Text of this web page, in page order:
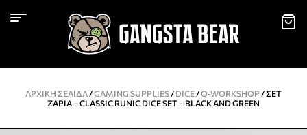
ΑΡΧΙΚΉ ΣΕΛΊΔΑ/GAMING SUPPLIES/ DICE/Q-WORKSHOP / ΣΕΤ
ΖΆΡΙΑ – CLASSIC RUNIC DICE SET – BLACK AND GREEN